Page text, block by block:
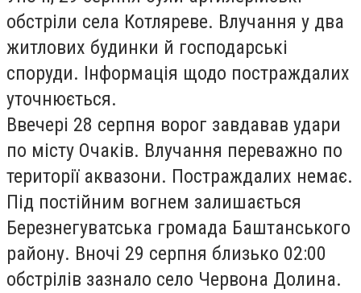
обстріли села Котляреве. Влучання у два
житлових будинки й господарські
споруди. Інформація щодо постраждалих
уточнюється.
Ввечері 28 серпня ворог завдавав удари
по місту Очаків. Влучання переважно по
території аквазони. Постраждалих немає.
Під постійним вогнем залишається
Березнегуватська громада Баштанського
району. Вночі 29 серпня близько 02:00
обстрілів зазнало село Червона Долина.